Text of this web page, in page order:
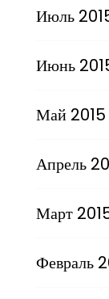
Июль
Июнь
Май 2015
Апрель
Март
Февраль